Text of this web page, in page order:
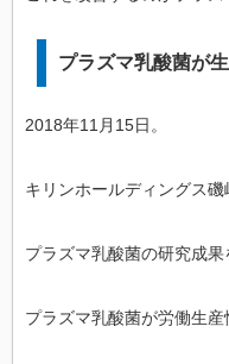
プラズマ乳酸菌が
2018年11月15日。
キリンホールディングス磯
プラズマ乳酸菌の研究成果
プラズマ乳酸菌が労働生産